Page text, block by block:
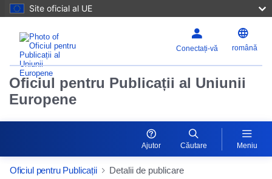
Site oficial al UE
Conectați-vă română
Oficiul pentru Publicații al Uniunii
Europene
Ajutor Căutare Meniu
Oficiul pentru Publicații Detalii de publicare